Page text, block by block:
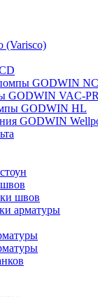
(Varisco)
GODWIN NC
GODWIN VAC-
GODWIN HL
GODWIN
швов
арматуры